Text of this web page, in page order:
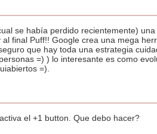
se había perdido recientemente)
final Puff!! Google crea una mega
que hay toda una estrategia
=) ) lo interesante es como
=).
el +1 button. Que debo hacer?